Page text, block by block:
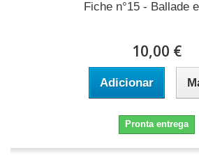
Fiche n°15 - Ballade
10,00 €
Adicionar
Pronta entrega